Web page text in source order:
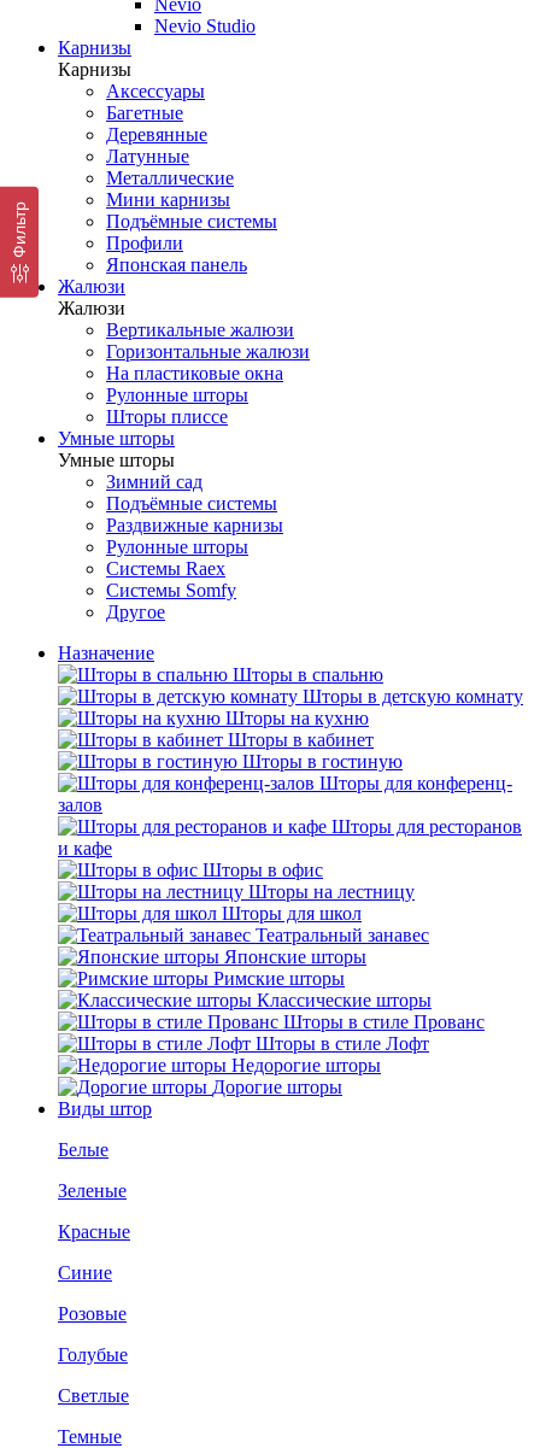
Nevio
Nevio Studio
Карнизы
Карнизы
Аксессуары
Багетные
Деревянные
Латунные
Металлические
Мини карнизы
Подъёмные системы
Профили
Японская панель
Жалюзи
Жалюзи
Вертикальные жалюзи
Горизонтальные жалюзи
На пластиковые окна
Рулонные шторы
Шторы плиссе
Умные шторы
Умные шторы
Зимний сад
Подъёмные системы
Раздвижные карнизы
Рулонные шторы
Системы Raex
Системы Somfy
Другое
Назначение
Шторы в спальню
Шторы в детскую комнату
Шторы на кухню
Шторы в кабинет
Шторы в гостиную
Шторы для конференц-
залов
Шторы для ресторанов
и кафе
Шторы в офис
Шторы на лестницу
Шторы для школ
Театральный занавес
Японские шторы
Римские шторы
Классические шторы
Шторы в стиле Прованс
Шторы в стиле Лофт
Недорогие шторы
Дорогие шторы
Виды штор
Белые
Зеленые
Красные
Синие
Розовые
Голубые
Светлые
Темные
Фильтр